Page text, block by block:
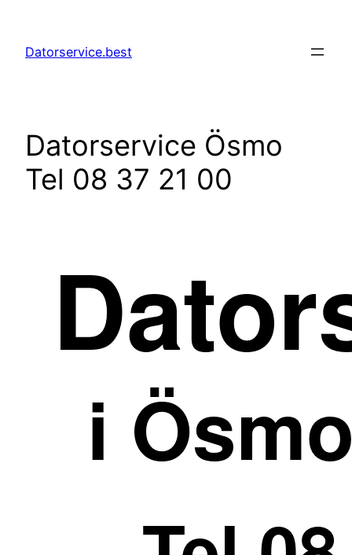
innehåll
Datorservice.best
Datorservice Ösmo
Tel 08 37 21 00